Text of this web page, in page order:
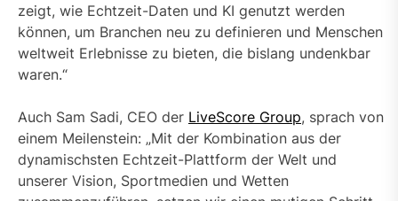
zeigt, wie Echtzeit-Daten und KI genutzt werden
können, um Branchen neu zu definieren und Menschen
weltweit Erlebnisse zu bieten, die bislang undenkbar
waren.“
Auch Sam Sadi, CEO der LiveScore Group, sprach von
einem Meilenstein: „Mit der Kombination aus der
dynamischsten Echtzeit-Plattform der Welt und
unserer Vision, Sportmedien und Wetten